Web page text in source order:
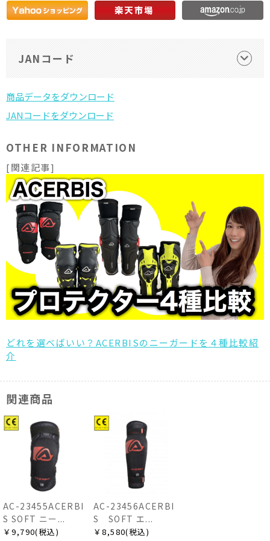
JANコード
OTHER INFORMATION
[関連記事]
どれを選べばいい？ACERBISのニーガードを４種比較紹
介
関連商品
AC-23455ACERBI
S SOFT ニー...
￥9,790(税込)
AC-23456ACERBI
S SOFT エ...
￥8,580(税込)